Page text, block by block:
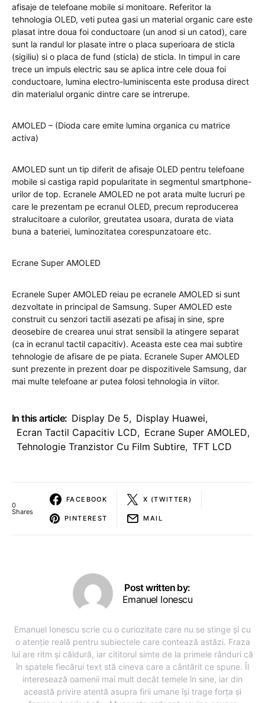
afisaje de telefoane mobile si monitoare. Referitor la
tehnologia OLED, veti putea gasi un material organic care este
plasat intre doua foi conductoare (un anod si un catod), care
sunt la randul lor plasate intre o placa superioara de sticla
(sigiliu) si o placa de fund (sticla) de sticla. In timpul in care
trece un impuls electric sau se aplica intre cele doua foi
conductoare, lumina electro-luminiscenta este produsa direct
din materialul organic dintre care se intrerupe.
AMOLED – (Dioda care emite lumina organica cu matrice
activa)
AMOLED sunt un tip diferit de afisaje OLED pentru telefoane
mobile si castiga rapid popularitate in segmentul smartphone-
urilor de top. Ecranele AMOLED ne pot arata multe lucruri pe
care le prezentam pe ecranul OLED, precum reproducerea
stralucitoare a culorilor, greutatea usoara, durata de viata
buna a bateriei, luminozitatea corespunzatoare etc.
Ecrane Super AMOLED
Ecranele Super AMOLED reiau pe ecranele AMOLED si sunt
dezvoltate in principal de Samsung. Super AMOLED este
construit cu senzori tactili asezati pe afisaj in sine, spre
deosebire de crearea unui strat sensibil la atingere separat
(ca in ecranul tactil capacitiv). Aceasta este cea mai subtire
tehnologie de afisare de pe piata. Ecranele Super AMOLED
sunt prezente in prezent doar pe dispozitivele Samsung, dar
mai multe telefoane ar putea folosi tehnologia in viitor.
In this article: Display De 5, Display Huawei,
Ecran Tactil Capacitiv LCD, Ecrane Super AMOLED,
Tehnologie Tranzistor Cu Film Subtire, TFT LCD
0
Shares
FACEBOOK X (TWITTER)
PINTEREST MAIL
Post written by:
Emanuel Ionescu
Emanuel Ionescu scrie cu o curiozitate care nu se stinge și cu
o atenție reală pentru subiectele care contează astăzi. Fraza
lui are ritm și căldură, iar cititorul simte de la primele rânduri că
în spatele fiecărui text stă cineva care a cântărit ce spune. Îl
interesează oamenii mai mult decât temele în sine, iar din
această privire atentă asupra firii umane își trage forța și